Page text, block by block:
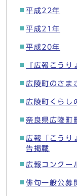
平成22年
平成21年
平成20年
『広報こう
広陵町のさま
広陵町くらし
奈良県広陵町
広報「こうり
告掲載
広報コンクー
俳句一般公募